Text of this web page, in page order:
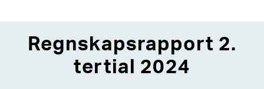
Regnskapsrapport 2.
tertial 2024